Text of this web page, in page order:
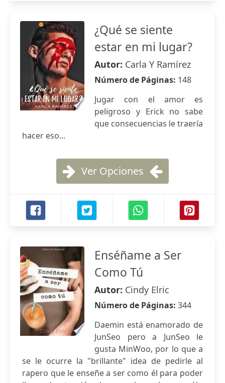
¿Qué se siente
estar en mi lugar?
Autor: Carla Y Ramírez
Número de Páginas: 148
Jugar con el amor es
peligroso y Erick no sabe
que consecuencias le traería
hacer eso...
Ver Opciones
Enséñame a Ser
Como Tú
Autor: Cindy Elric
Número de Páginas: 344
Daemin está enamorado de
JunSeo pero a JunSeo le
gusta MinWoo, por lo que a
se le ocurre la "brillante" idea de pedirle al
rapero que le enseñe a ser como él para poder